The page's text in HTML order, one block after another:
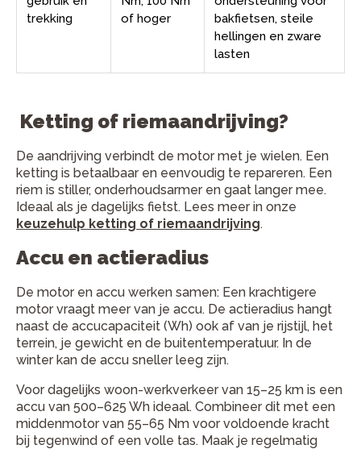
trekking
of hoger
bakfietsen, steile
hellingen en zware
lasten
Ketting of riemaandrijving?
De aandrijving verbindt de motor met je wielen. Een
ketting is betaalbaar en eenvoudig te repareren. Een
riem is stiller, onderhoudsarmer en gaat langer mee.
Ideaal als je dagelijks fietst. Lees meer in onze
keuzehulp ketting of riemaandrijving.
Accu en actieradius
De motor en accu werken samen: Een krachtigere
motor vraagt meer van je accu. De actieradius hangt
naast de accucapaciteit (Wh) ook af van je rijstijl, het
terrein, je gewicht en de buitentemperatuur. In de
winter kan de accu sneller leeg zijn.
Voor dagelijks woon-werkverkeer van 15–25 km is een
accu van 500–625 Wh ideaal. Combineer dit met een
middenmotor van 55–65 Nm voor voldoende kracht
bij tegenwind of een volle tas. Maak je regelmatig